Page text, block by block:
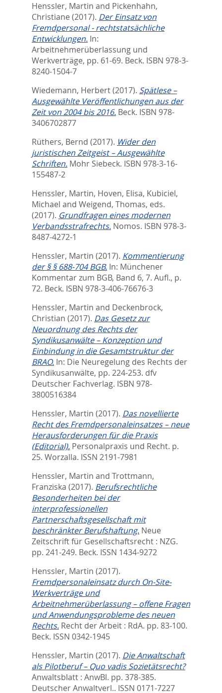
Henssler, Martin and Pickenhahn,
Christiane (2017). Der Einsatz von
Fremdpersonal - rechtstatsächliche
Entwicklungen. In:
Arbeitnehmerüberlassung und
Werkverträge, pp. 61-69. Beck. ISBN 978-3-
8240-1504-7
Wiedemann, Herbert(2017). Spätlese –
Ausgewählte Veröffentlichungen aus der
Zeit von 2004 bis 2016. Beck. ISBN 978-
3406702877
Rüthers, Bernd (2017). Wider den
juristischen Zeitgeist – Ausgewählte
Schriften. Mohr Siebeck. ISBN 978-3-16-
155487-2
Henssler, Martin, Hoven, Elisa, Kubiciel,
Michael and Weigend, Thomas, eds.
(2017). Grundfragen eines modernen
Verbandsstrafrechts. Nomos. ISBN 978-3-
8487-4272-1
Henssler, Martin (2017). Kommentierung
der § § 688-704 BGB. In: Münchener
Kommentar zum BGB, Band 6, 7. Aufl., p.
72. Beck. ISBN 978-3-406-76676-3
Henssler, Martin and Deckenbrock,
Christian (2017). Das Gesetz zur
Neuordnung des Rechts der
Syndikusanwälte – Konzeption und
Einbindung in die Gesamtstruktur der
BRAO. In: Die Neuregelung des Rechts der
Syndikusanwälte, pp. 224-253. dfv
Deutscher Fachverlag. ISBN 978-
3800516384
Henssler, Martin (2017). Das novellierte
Recht des Fremdpersonaleinsatzes – neue
Herausforderungen für die Praxis
(Editorial). Personalpraxis und Recht. p.
25. Worzalla. ISSN 2191-7981
Henssler, Martin and Trottmann,
Franziska (2017). Berufsrechtliche
Besonderheiten bei der
interprofessionellen
Partnerschaftsgesellschaft mit
beschränkter Berufshaftung. Neue
Zeitschrift für Gesellschaftsrecht : NZG.
pp. 241-249. Beck. ISSN 1434-9272
Henssler, Martin (2017).
Fremdpersonaleinsatz durch On-Site-
Werkverträge und
Arbeitnehmerüberlassung – offene Fragen
und Anwendungsprobleme des neuen
Rechts. Recht der Arbeit : RdA. pp. 83-100.
Beck. ISSN 0342-1945
Henssler, Martin (2017). Die Anwaltschaft
als Pilotberuf – Quo vadis Sozietätsrecht?
Anwaltsblatt : AnwBl. pp. 378-385.
Deutscher Anwaltverl.. ISSN 0171-7227